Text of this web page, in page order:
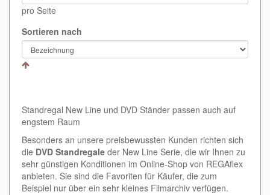
pro Seite
Sortieren nach
Standregal New Line und DVD Ständer passen auch auf
engstem Raum
Besonders an unsere preisbewussten Kunden richten sich
die DVD Standregale der New Line Serie, die wir Ihnen zu
sehr günstigen Konditionen im Online-Shop von REGAflex
anbieten. Sie sind die Favoriten für Käufer, die zum
Beispiel nur über ein sehr kleines Filmarchiv verfügen.